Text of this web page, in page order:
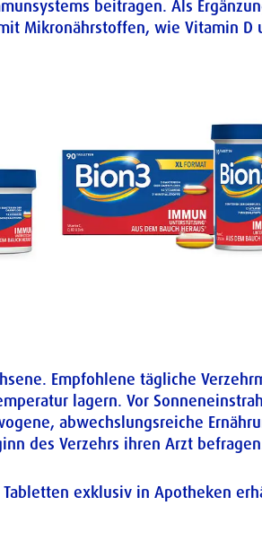
beitragen. Als
Mikronährstoffen, wie Vitamin D
Empfohlene tägliche
lagern. Vor
abwechslungsreiche
des Verzehrs ihren Arzt
exklusiv in Apotheken